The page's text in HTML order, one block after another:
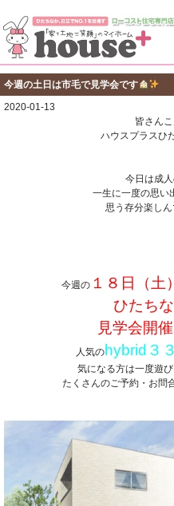
今週の土日は市毛で見学会です
2020-01-13
皆さん
ハウスプラスひ
今日は成
一生に一度の思い
思う存分楽し
今週の１８日（土
ひたち
見学会開催
人気のhybrid３
気になる方は一度遊
たくさんのご予約・お問